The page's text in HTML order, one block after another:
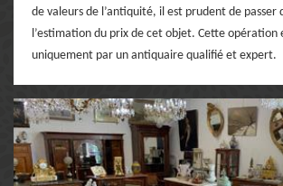
de valeurs de l’antiquité, il est prudent de passer
l’estimation du prix de cet objet. Cette opération
uniquement par un antiquaire qualifié et expert.